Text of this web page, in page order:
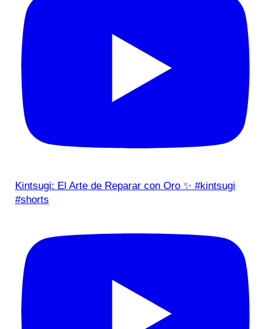
Kintsugi: El Arte de Reparar con Oro ✨ #kintsugi
#shorts